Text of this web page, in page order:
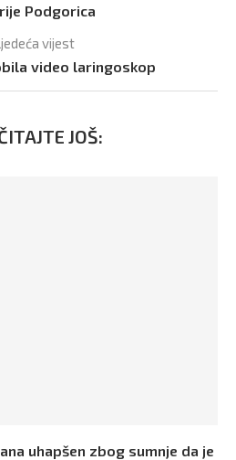
Podgorica
vijest
video laringoskop
JOŠ:
uhapšen zbog sumnje da je